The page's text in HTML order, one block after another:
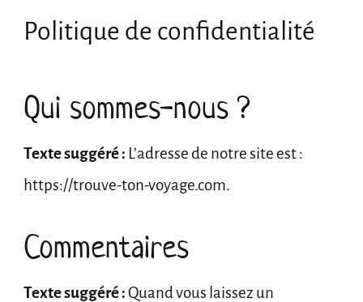
Politique de confidentialité
Qui sommes-nous ?
Texte suggéré : L’adresse de notre site est :
https://trouve-ton-voyage.com.
Commentaires
Texte suggéré :Quand vous laissez un